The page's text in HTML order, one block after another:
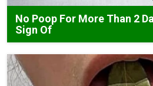
No Poop For More Than 2
Sign Of